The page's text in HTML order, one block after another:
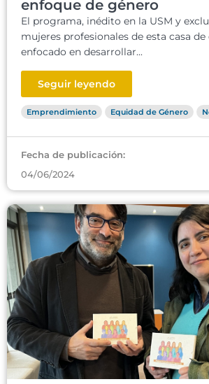
enfoque de género
El programa, inédito en la USM y
mujeres profesionales de esta casa de
enfocado en desarrollar...
Seguir leyendo
Emprendimiento Equidad de Género
Fecha de publicación:
04/06/2024